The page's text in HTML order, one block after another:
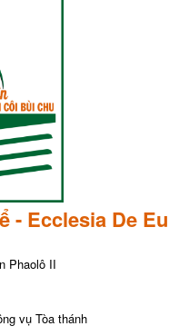
- Ecclesia De Eu
Phaolô II
vụ Tòa thánh